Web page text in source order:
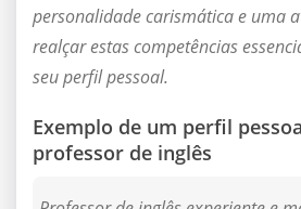
personalidade carismática e uma
realçar estas competências
seu perfil pessoal.
Exemplo de um perfil
professor de inglês